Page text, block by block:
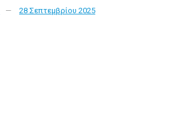
28 Σεπτεμβρίου 2025